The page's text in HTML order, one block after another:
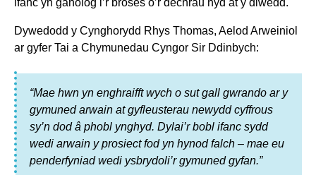
Dywedodd y Cynghorydd Rhys Thomas, Aelod Arweiniol
ar gyfer Tai a Chymunedau Cyngor Sir Ddinbych:
“Mae hwn yn enghraifft wych o sut gall gwrando ar y
gymuned arwain at gyfleusterau newydd cyffrous
sy’n dod â phobl ynghyd. Dylai’r bobl ifanc sydd
wedi arwain y prosiect fod yn hynod falch – mae eu
penderfyniad wedi ysbrydoli’r gymuned gyfan.”